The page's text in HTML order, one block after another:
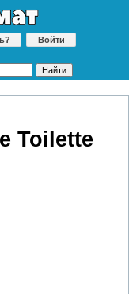
Войти
Toilette